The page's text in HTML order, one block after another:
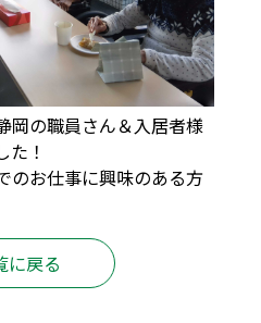
岡の職員さん＆入居者様
！
のお仕事に興味のある方
に戻る